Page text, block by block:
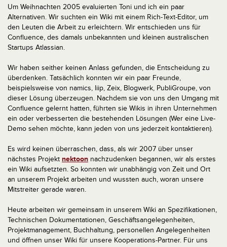
Um Weihnachten 2005 evaluierten Toni und ich ein paar
Alternativen. Wir suchten ein Wiki mit einem Rich-Text-Editor, um
den Leuten die Arbeit zu erleichtern. Wir entschieden uns für
Confluence, des damals unbekannten und kleinen australischen
Startups Atlassian.
Wir haben seither keinen Anlass gefunden, die Entscheidung zu
überdenken. Tatsächlich konnten wir ein paar Freunde,
beispielsweise von namics, liip, Zeix, Blogwerk, PubliGroupe, von
dieser Lösung überzeugen. Nachdem sie von uns den Umgang mit
Confluence gelernt hatten, führten sie Wikis in ihren Unternehmen
ein oder verbesserten die bestehenden Lösungen (Wer eine Live-
Demo sehen möchte, kann jeden von uns jederzeit kontaktieren).
Es wird keinen überraschen, dass, als wir 2007 über unser
nächstes Projekt nektoon nachzudenken begannen, wir als erstes
ein Wiki aufsetzten. So konnten wir unabhängig von Zeit und Ort
an unserem Projekt arbeiten und wussten auch, woran unsere
Mitstreiter gerade waren.
Heute arbeiten wir gemeinsam in unserem Wiki an Spezifikationen,
Technischen Dokumentationen, Geschäftsangelegenheiten,
Projektmanagement, Buchhaltung, personellen Angelegenheiten
und öffnen unser Wiki für unsere Kooperations-Partner. Für uns